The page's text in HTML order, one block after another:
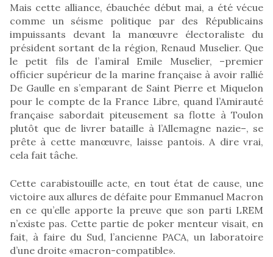
Mais cette alliance, ébauchée début mai, a été vécue
comme un séisme politique par des Républicains
impuissants devant la manœuvre électoraliste du
président sortant de la région, Renaud Muselier. Que
le petit fils de l’amiral Emile Muselier, –premier
officier supérieur de la marine française à avoir rallié
De Gaulle en s’emparant de Saint Pierre et Miquelon
pour le compte de la France Libre, quand l’Amirauté
française sabordait piteusement sa flotte à Toulon
plutôt que de livrer bataille à l’Allemagne nazie–, se
prête à cette manœuvre, laisse pantois. A dire vrai,
cela fait tâche.
Cette carabistouille acte, en tout état de cause, une
victoire aux allures de défaite pour Emmanuel Macron
en ce qu’elle apporte la preuve que son parti LREM
n’existe pas. Cette partie de poker menteur visait, en
fait, à faire du Sud, l’ancienne PACA, un laboratoire
d’une droite «macron-compatible».